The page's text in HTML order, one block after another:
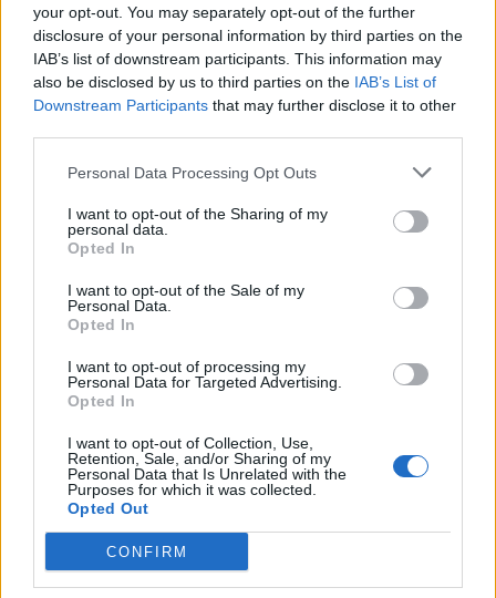
your opt-out. You may separately opt-out of the further
disclosure of your personal information by third parties on the
IAB’s list of downstream participants. This information may
also be disclosed by us to third parties on the IAB’s List of
Downstream Participants that may further disclose it to other
Personal Data Processing Opt Outs
I want to opt-out of the Sharing of my
personal data.
Opted In
I want to opt-out of the Sale of my
Personal Data.
Opted In
I want to opt-out of processing my
Personal Data for Targeted Advertising.
Opted In
I want to opt-out of Collection, Use,
Retention, Sale, and/or Sharing of my
Personal Data that Is Unrelated with the
Purposes for which it was collected.
Opted Out
CONFIRM